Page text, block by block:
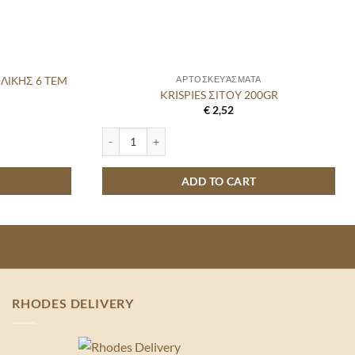
6 TEM ΑΡΤΟΣΚΕΥΆΣΜΑΤΑ
KRISPIES ΣΙΤΟΥ 200GR
€ 2,52
ADD TO CART
RHODES DELIVERY